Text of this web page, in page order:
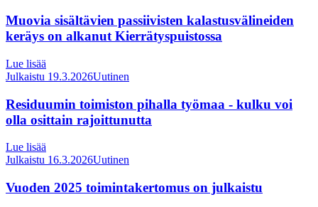
Muovia sisältävien passiivisten kalastusvälineiden
keräys on alkanut Kierrätyspuistossa
Lue lisää
Julkaistu 19.3.2026Uutinen
Residuumin toimiston pihalla työmaa - kulku voi
olla osittain rajoittunutta
Lue lisää
Julkaistu 16.3.2026Uutinen
Vuoden 2025 toimintakertomus on julkaistu